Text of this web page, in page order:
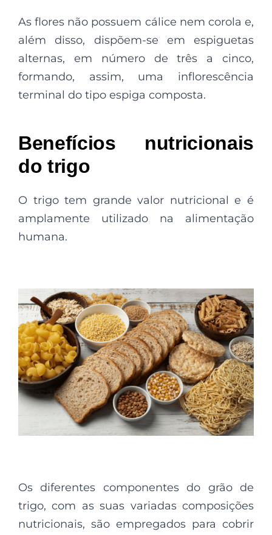
As flores não possuem cálice nem corola e,
além disso, dispõem-se em espiguetas
alternas, em número de três a cinco,
formando, assim, uma inflorescência
terminal do tipo espiga composta.
Benefícios nutricionais
do trigo
O trigo tem grande valor nutricional e é
amplamente utilizado na alimentação
humana.
Os diferentes componentes do grão de
trigo, com as suas variadas composições
nutricionais, são empregados para cobrir